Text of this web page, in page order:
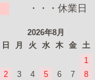
・・・休業日
2026年8月
日
月 火 水 木 金
土
1
2
3 4 5 6 7
8